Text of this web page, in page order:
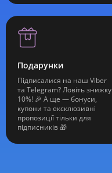
Подарунки
Підписалися на наш Viber
та Telegram? Ловіть знижку
10%! 🎉 А ще — бонуси,
купони та ексклюзивні
пропозиції тільки для
підписників 🎁